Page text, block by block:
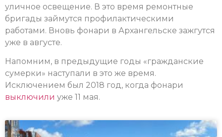
уличное освещение. В это время ремонтные
бригады займутся профилактическими
работами. Вновь фонари в Архангельске зажгутся
уже в августе.
Напомним, в предыдущие годы «гражданские
сумерки» наступали в это же время.
Исключением был 2018 год, когда фонари
выключили уже 11 мая.